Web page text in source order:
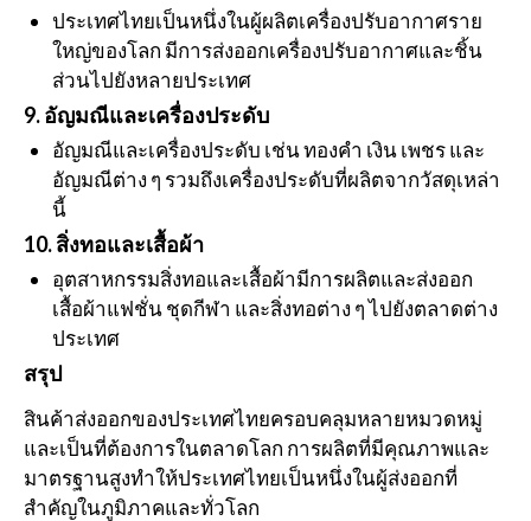
ประเทศไทยเป็นหนึ่งในผู้ผลิตเครื่องปรับอากาศราย
ใหญ่ของโลก มีการส่งออกเครื่องปรับอากาศและชิ้น
ส่วนไปยังหลายประเทศ
9. อัญมณีและเครื่องประดับ
อัญมณีและเครื่องประดับ เช่น ทองคำ เงิน เพชร และ
อัญมณีต่าง ๆ รวมถึงเครื่องประดับที่ผลิตจากวัสดุเหล่า
นี้
10. สิ่งทอและเสื้อผ้า
อุตสาหกรรมสิ่งทอและเสื้อผ้ามีการผลิตและส่งออก
เสื้อผ้าแฟชั่น ชุดกีฬา และสิ่งทอต่าง ๆ ไปยังตลาดต่าง
ประเทศ
สรุป
สินค้าส่งออกของประเทศไทยครอบคลุมหลายหมวดหมู่
และเป็นที่ต้องการในตลาดโลก การผลิตที่มีคุณภาพและ
มาตรฐานสูงทำให้ประเทศไทยเป็นหนึ่งในผู้ส่งออกที่
สำคัญในภูมิภาคและทั่วโลก